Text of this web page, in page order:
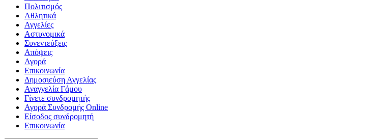
Πολιτισμός
Αθλητικά
Αγγελίες
Αστυνομικά
Συνεντεύξεις
Απόψεις
Αγορά
Επικοινωνία
Δημοσιεύση Αγγελίας
Αναγγελία Γάμου
Γίνετε συνδρομητής
Αγορά Συνδρομής Online
Είσοδος συνδρομητή
Επικοινωνία